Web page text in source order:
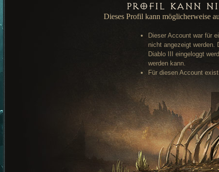
Profil kann
Dieses Profil kann möglicherweise
Dieser Account war für
nicht angezeigt werden.
Diablo III eingeloggt
werden kann.
Für diesen Account